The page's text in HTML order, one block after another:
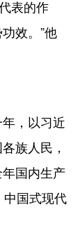
表的作
效。”他
，以习近
族人民，
国内生产
中国式现代